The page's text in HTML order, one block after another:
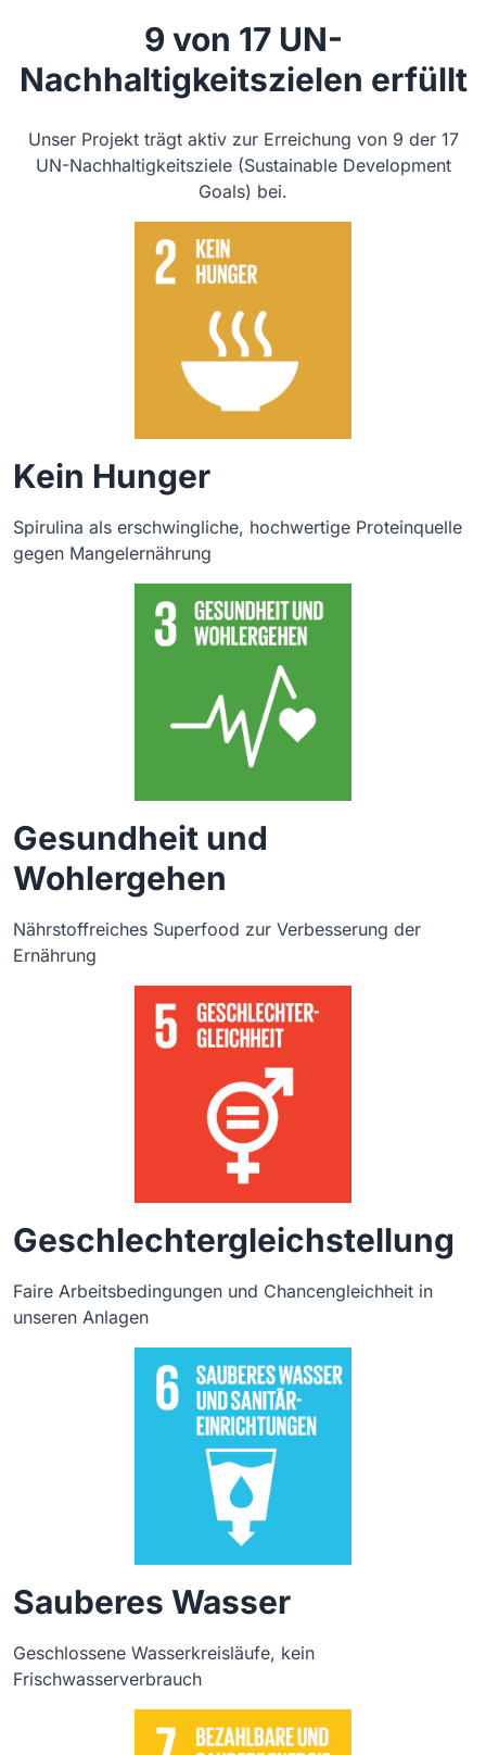
9 von 17 UN-
Nachhaltigkeitszielen erfüllt
Unser Projekt trägt aktiv zur Erreichung von 9 der 17
UN-Nachhaltigkeitsziele (Sustainable Development
Goals) bei.
Kein Hunger
Spirulina als erschwingliche, hochwertige Proteinquelle
gegen Mangelernährung
Gesundheit und
Wohlergehen
Nährstoffreiches Superfood zur Verbesserung der
Ernährung
Geschlechtergleichstellung
Faire Arbeitsbedingungen und Chancengleichheit in
unseren Anlagen
Sauberes Wasser
Geschlossene Wasserkreisläufe, kein
Frischwasserverbrauch